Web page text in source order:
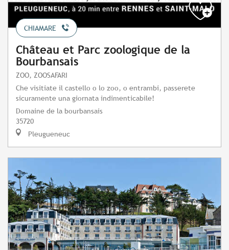
CHIAMARE
Château et Parc zoologique de la
Bourbansais
ZOO, ZOOSAFARI
Che visitiate il castello o lo zoo, o entrambi, passerete
sicuramente una giornata indimenticabile!
Domaine de la bourbansais
35720
Pleugueneuc